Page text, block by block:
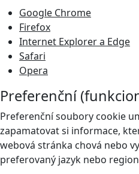
Google Chrome
Firefox
Internet Explorer a Edge
Safari
Opera
Preferenční
Preferenční soubory cookie
zapamatovat si informace,
webová stránka chová nebo
preferovaný jazyk nebo